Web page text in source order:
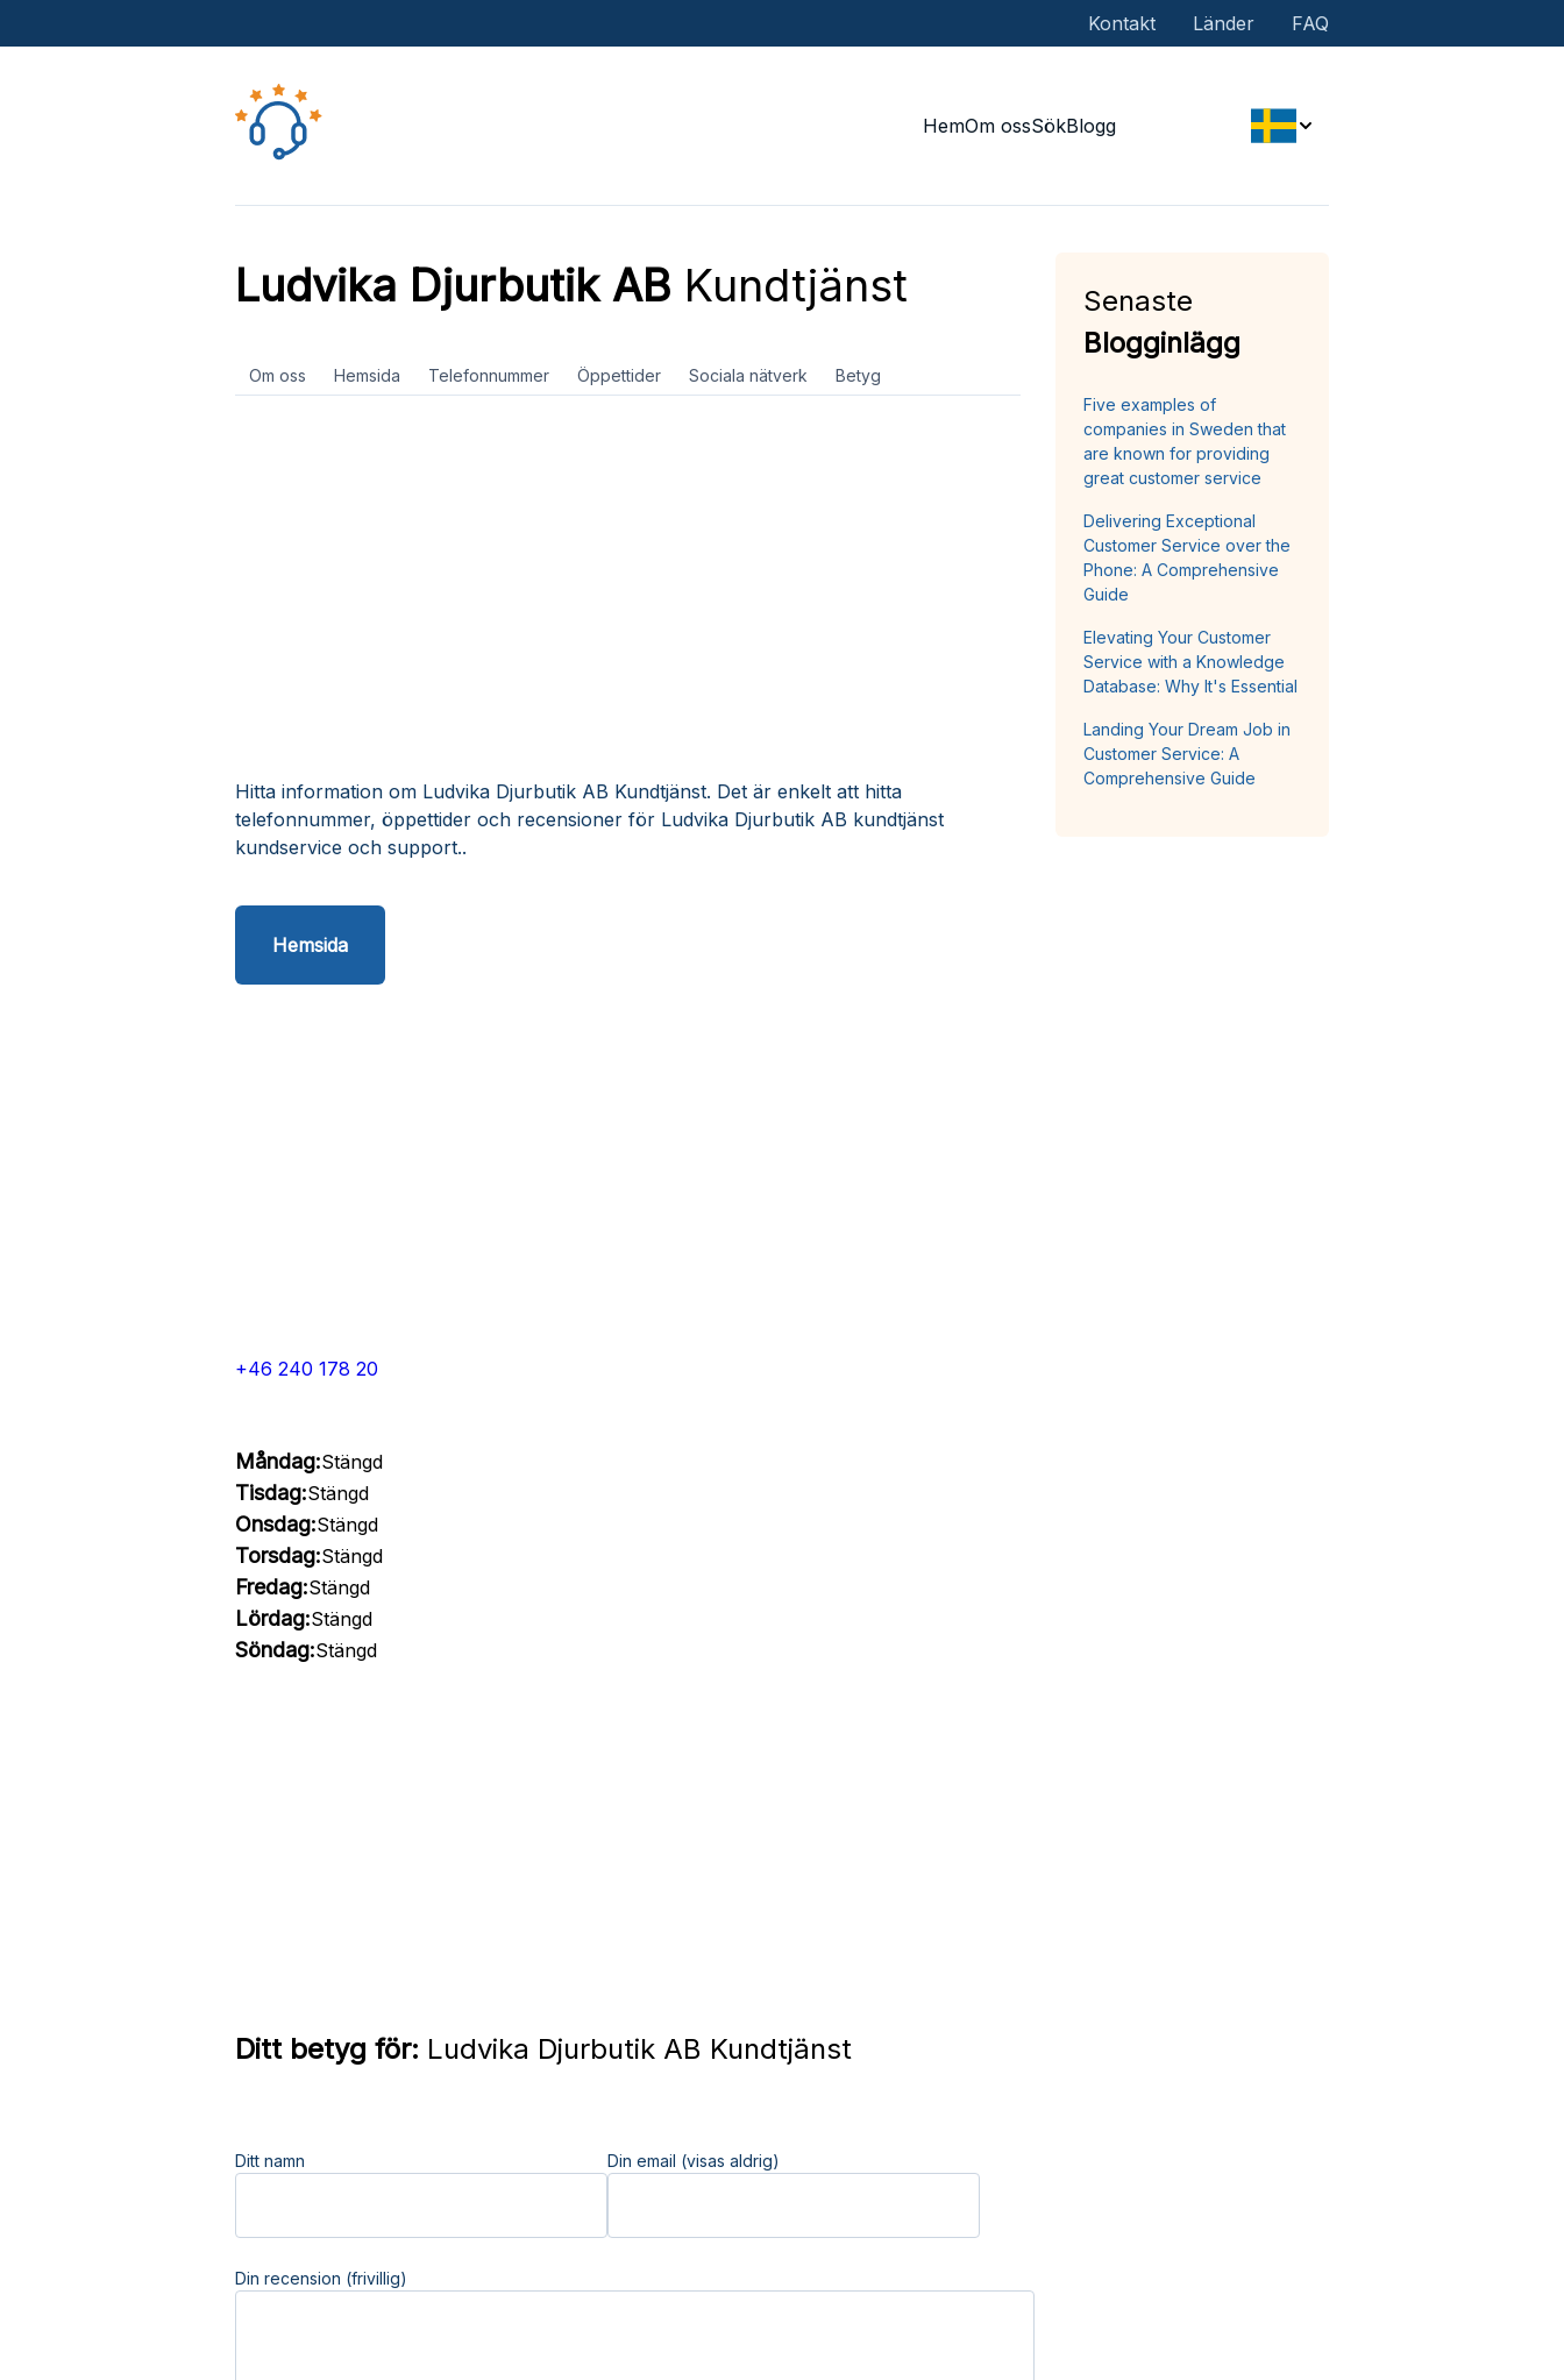
Kontakt Länder FAQ
HemOm ossSökBlogg
Ludvika Djurbutik AB Kundtjänst
Om oss Hemsida Telefonnummer Öppettider Sociala nätverk Betyg
Hitta information om Ludvika Djurbutik AB Kundtjänst. Det är enkelt att hitta
telefonnummer, öppettider och recensioner för Ludvika Djurbutik AB kundtjänst
kundservice och support..
Hemsida
+46 240 178 20
Måndag:Stängd
Tisdag:Stängd
Onsdag:Stängd
Torsdag:Stängd
Fredag:Stängd
Lördag:Stängd
Söndag:Stängd
Ditt betyg för: Ludvika Djurbutik AB Kundtjänst
Ditt namn Din email (visas aldrig)
Din recension (frivillig)
Senaste
Blogginlägg
Five examples of
companies in Sweden that
are known for providing
great customer service
Delivering Exceptional
Customer Service over the
Phone: A Comprehensive
Guide
Elevating Your Customer
Service with a Knowledge
Database: Why It's Essential
Landing Your Dream Job in
Customer Service: A
Comprehensive Guide